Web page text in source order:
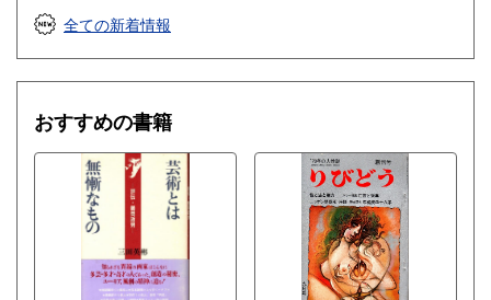
全ての新着情報
おすすめの書籍